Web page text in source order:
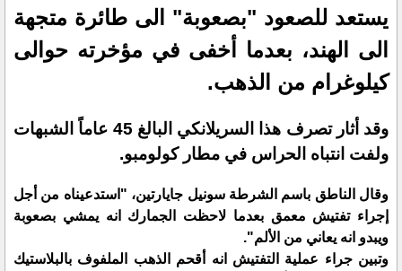
يستعد للصعود "بصعوبة" الى طائرة متجهة
الى الهند، بعدما أخفى في مؤخرته حوالى
كيلوغرام من الذهب.
وقد أثار تصرف هذا السريلانكي البالغ 45 عاماً الشبهات
ولفت انتباه الحراس في مطار كولومبو.
وقال الناطق باسم الشرطة سونيل جايارتين، "استدعيناه من أجل
إجراء تفتيش معمق بعدما لاحظت الجمارك انه يمشي بصعوبة
ويبدو انه يعاني من الألم".
وتبين جراء عملية التفتيش انه أقحم الذهب الملفوف بالبلاستيك